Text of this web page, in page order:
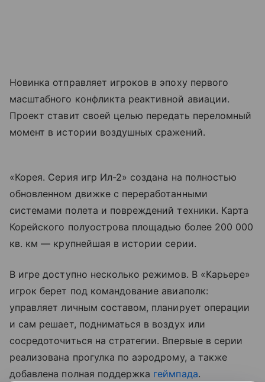
Новинка отправляет игроков в эпоху первого
масштабного конфликта реактивной авиации.
Проект ставит своей целью передать переломный
момент в истории воздушных сражений.
«Корея. Серия игр Ил-2» создана на полностью
обновленном движке с переработанными
системами полета и повреждений техники. Карта
Корейского полуострова площадью более 200 000
кв. км — крупнейшая в истории серии.
В игре доступно несколько режимов. В «Карьере»
игрок берет под командование авиаполк:
управляет личным составом, планирует операции
и сам решает, подниматься в воздух или
сосредоточиться на стратегии. Впервые в серии
реализована прогулка по аэродрому, а также
добавлена полная поддержка геймпада.